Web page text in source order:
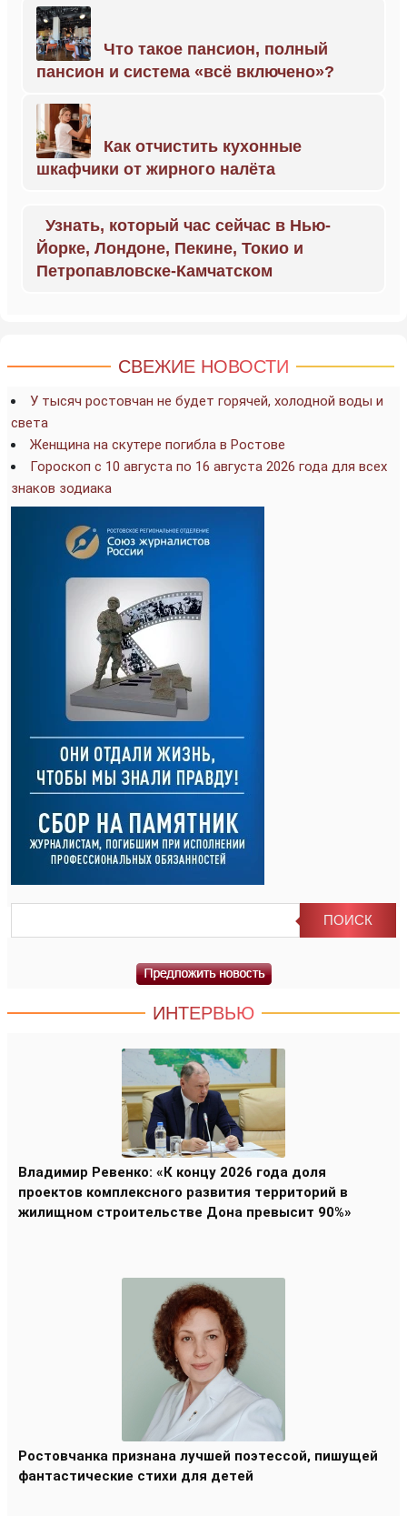
Что такое пансион, полный
пансион и система «всё включено»?
Как отчистить кухонные
шкафчики от жирного налёта
Узнать, который час сейчас в Нью-
Йорке, Лондоне, Пекине, Токио и
Петропавловске-Камчатском
СВЕЖИЕ НОВОСТИ
У тысяч ростовчан не будет горячей, холодной воды и
света
Женщина на скутере погибла в Ростове
Гороскоп с 10 августа по 16 августа 2026 года для всех
знаков зодиака
ИНТЕРВЬЮ
Владимир Ревенко: «К концу 2026 года доля
проектов комплексного развития территорий в
жилищном строительстве Дона превысит 90%»
Ростовчанка признана лучшей поэтессой, пишущей
фантастические стихи для детей